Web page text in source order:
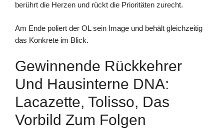
berührt die Herzen und rückt die Prioritäten zurecht.
Am Ende poliert der OL sein Image und behält gleichzeitig
das Konkrete im Blick.
Gewinnende Rückkehrer
Und Hausinterne DNA:
Lacazette, Tolisso, Das
Vorbild Zum Folgen